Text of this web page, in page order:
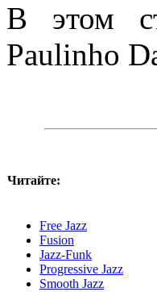
В этом
Paulinho
Читайте:
Free Jazz
Fusion
Jazz-Funk
Progressive Jazz
Smooth Jazz